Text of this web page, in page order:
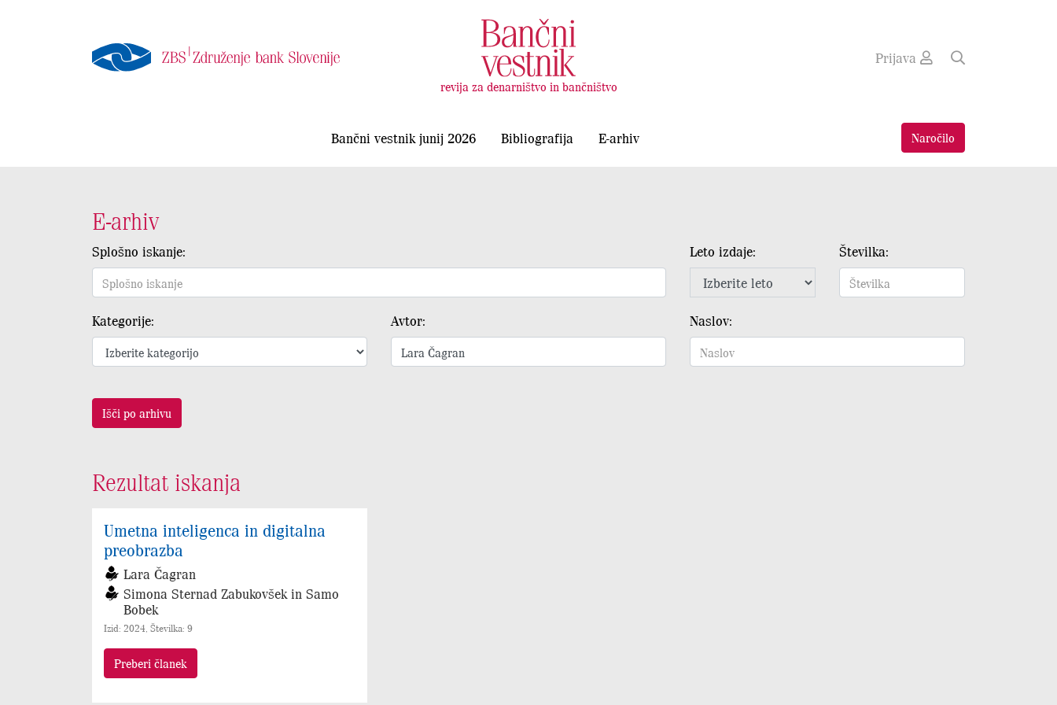
revija za denarništvo in bančništvo
Prijava
Bančni vestnik junij 2026 Bibliografija E-arhiv Naročilo
E-arhiv
Splošno iskanje: Leto izdaje: Številka:
Kategorije: Avtor: Naslov:
Išči po arhivu
Rezultat iskanja
Umetna inteligenca in digitalna
preobrazba
Lara Čagran
Simona Sternad Zabukovšek in Samo
Bobek
Izid: 2024, Številka: 9
Preberi članek